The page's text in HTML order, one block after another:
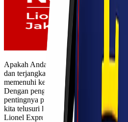
Apakah Anda sedang mencari solusi
dan terjangkau dari Jakarta ke
memenuhi kebutuhan ekspedisi cargo
Dengan pengalaman yang luas di
pentingnya pengiriman tepat waktu
kita telusuri lebih dalam layanan
Lionel Express!